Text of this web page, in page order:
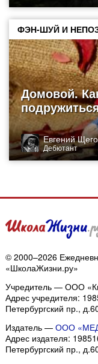
ФЭН-ШУЙ И
Домовой.
Евгений
Дебютант
© 2000–2026
«ШколаЖизни.ру»
Учредитель — ООО
Адрес учредителя:
Петербургский пр.,
Издатель — ООО
Адрес издателя:
Петербургский пр.,